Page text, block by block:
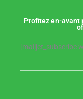
Profitez en-avant
[mailjet_subscribe